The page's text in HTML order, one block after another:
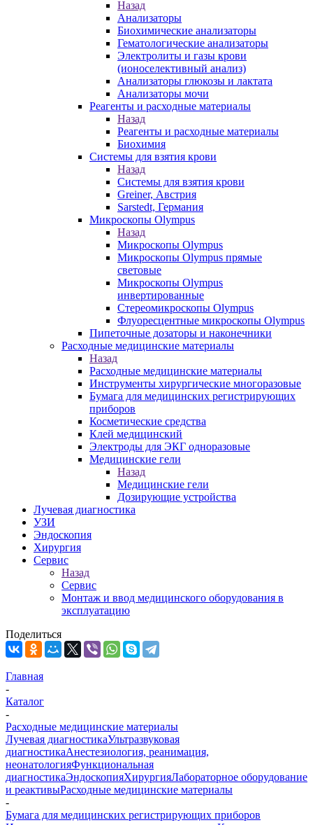
Назад
Анализаторы
Биохимические анализаторы
Гематологические анализаторы
Электролиты и газы крови
(ионоселективный анализ)
Анализаторы глюкозы и лактата
Анализаторы мочи
Реагенты и расходные материалы
Назад
Реагенты и расходные материалы
Биохимия
Системы для взятия крови
Назад
Системы для взятия крови
Greiner, Австрия
Sarstedt, Германия
Микроскопы Olympus
Назад
Микроскопы Olympus
Микроскопы Olympus прямые
световые
Микроскопы Olympus
инвертированные
Стереомикроскопы Olympus
Флуоресцентные микроскопы Olympus
Пипеточные дозаторы и наконечники
Расходные медицинские материалы
Назад
Расходные медицинские материалы
Инструменты хирургические многоразовые
Бумага для медицинских регистрирующих
приборов
Косметические средства
Клей медицинский
Электроды для ЭКГ одноразовые
Медицинские гели
Назад
Медицинские гели
Дозирующие устройства
Лучевая диагностика
УЗИ
Эндоскопия
Хирургия
Сервис
Назад
Сервис
Монтаж и ввод медицинского оборудования в
эксплуатацию
Поделиться
Главная
-
Каталог
-
Расходные медицинские материалы
Лучевая диагностикаУльтразвуковая
диагностикаАнестезиология, реанимация,
неонатологияФункциональная
диагностикаЭндоскопияХирургияЛабораторное оборудование
и реактивыРасходные медицинские материалы
-
Бумага для медицинских регистрирующих приборов